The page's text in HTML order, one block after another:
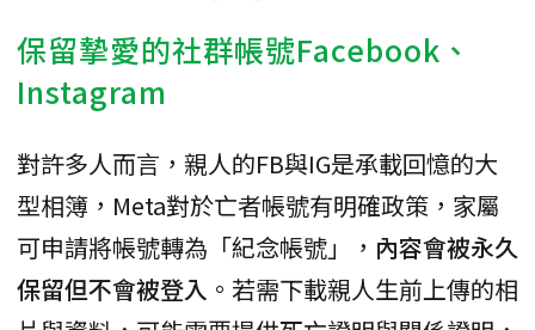
保留摯愛的社群帳號Facebook、
Instagram
對許多人而言，親人的FB與IG是承載回憶的大
型相簿，Meta對於亡者帳號有明確政策，家屬
可申請將帳號轉為「紀念帳號」， 內容會被永久
保留但不會被登入 。若需下載親人生前上傳的相